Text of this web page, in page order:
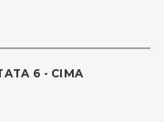
6 - CIMA